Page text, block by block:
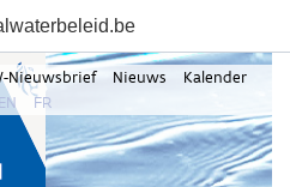
Nieuwsbrief Nieuws
Kalender
EN FR